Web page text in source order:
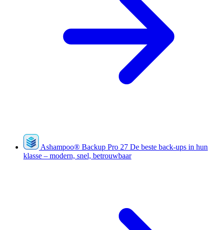
Ashampoo® Backup Pro 27 De beste back-ups in hun
klasse – modern, snel, betrouwbaar